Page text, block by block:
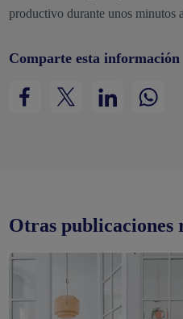
productivo durante unos minutos
Comparte esta información
Otras publicaciones